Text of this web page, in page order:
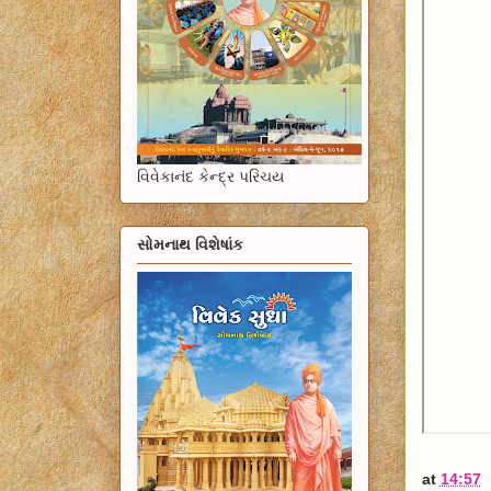
at 14:57
વિવેકાનંદ કેન્દ્ર પરિચય
સોમનાથ વિશેષાંક